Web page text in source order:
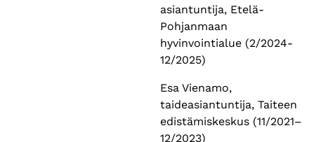
asiantuntija, Etelä-
Pohjanmaan
hyvinvointialue (2/2024-
12/2025)
Esa Vienamo,
taideasiantuntija, Taiteen
edistämiskeskus (11/2021–
12/2023)